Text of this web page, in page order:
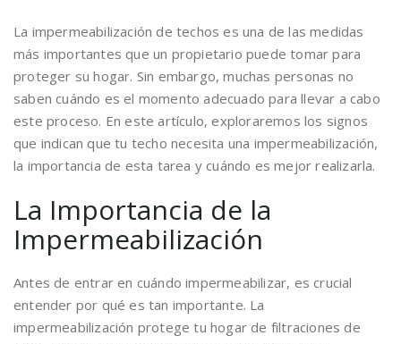
La impermeabilización de techos es una de las medidas
más importantes que un propietario puede tomar para
proteger su hogar. Sin embargo, muchas personas no
saben cuándo es el momento adecuado para llevar a cabo
este proceso. En este artículo, exploraremos los signos
que indican que tu techo necesita una impermeabilización,
la importancia de esta tarea y cuándo es mejor realizarla.
La Importancia de la
Impermeabilización
Antes de entrar en cuándo impermeabilizar, es crucial
entender por qué es tan importante. La
impermeabilización protege tu hogar de filtraciones de